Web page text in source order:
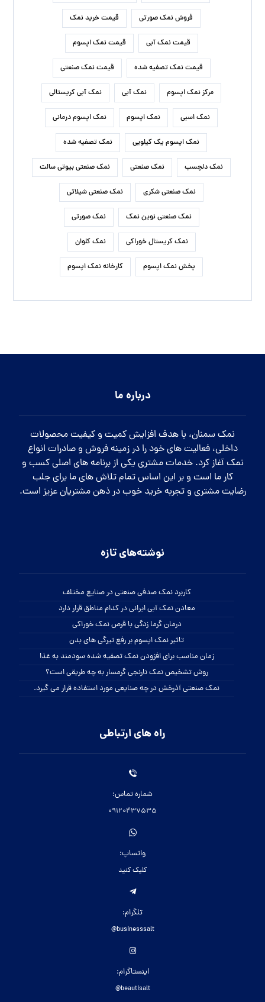
فروش نمک صورتی قیمت خرید نمک
قیمت نمک آبی قیمت نمک اپسوم
قیمت نمک تصفیه شده قیمت نمک صنعتی
مرکز نمک اپسوم نمک آبی نمک آبی کریستالی
نمک اسبی نمک اپسوم نمک اپسوم درمانی
نمک اپسوم یک کیلویی نمک تصفیه شده
نمک دلچسب نمک صنعتی نمک صنعتی بیوتی سالت
نمک صنعتی شکری نمک صنعتی شیلاتی
نمک صنعتی نوین نمک نمک صورتی
نمک کریستال خوراکی نمک کلوان
پخش نمک اپسوم کارخانه نمک اپسوم
درباره ما
نمک سمنان، با هدف افزایش کمیت و کیفیت محصولات
داخلی، فعالیت های خود را در زمینه فروش و صادرات انواع
نمک آغاز کرد. خدمات مشتری یکی از برنامه های اصلی کسب و
کار ما است و بر این اساس تمام تلاش های ما برای جلب
رضایت مشتری و تجربه خرید خوب در ذهن مشتریان عزیز است.
نوشته‌های تازه
کاربرد نمک صدفی صنعتی در صنایع مختلف
معادن نمک آبی ایرانی در کدام مناطق قرار دارد
درمان گرما زدگی با قرص نمک خوراکی
تاثیر نمک اپسوم بر رفع تیرگی های بدن
زمان مناسب برای افزودن نمک تصفیه شده سودمند به غذا
روش تشخیص نمک نارنجی گرمسار به چه طریقی است؟
نمک صنعتی آذرخش در چه صنایعی مورد استفاده قرار می گیرد.
راه های ارتباطی
شماره تماس:
09120437535
واتساپ:
کلیک کنید
تلگرام:
businesssalt@
اینستاگرام:
beautisalt@